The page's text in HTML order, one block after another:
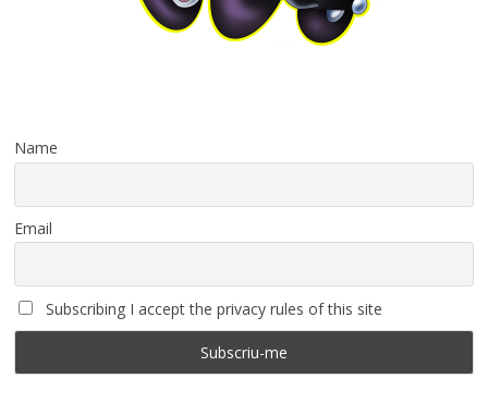
Name
Email
Subscribing I accept the privacy rules of this site